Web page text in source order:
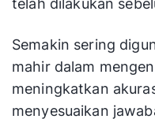
telah dilakukan
Semakin sering
mahir dalam
meningkatkan
menyesuaikan